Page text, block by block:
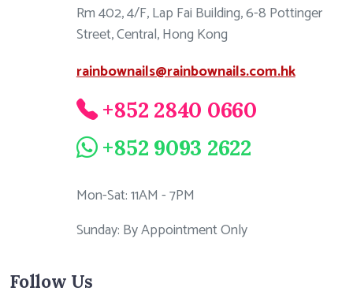
Rm 402, 4/F, Lap Fai Building, 6-8 Pottinger
Street, Central, Hong Kong
rainbownails@rainbownails.com.hk
+852 2840 0660
+852 9093 2622
Mon-Sat: 11AM - 7PM
Sunday: By Appointment Only
Follow Us